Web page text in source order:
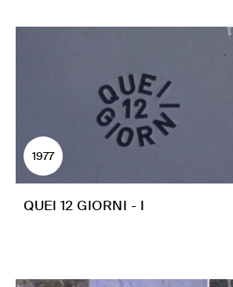
1977
QUEI 12 GIORNI - I